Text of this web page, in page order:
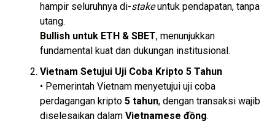
hampir seluruhnya di-stakeuntuk pendapatan, tanpa
utang.
Bullish untuk ETH & SBET, menunjukkan
fundamental kuat dan dukungan institusional.
Vietnam Setujui Uji Coba Kripto 5 Tahun
• Pemerintah Vietnam menyetujui uji coba
perdagangan kripto 5 tahun, dengan transaksi wajib
diselesaikan dalam Vietnamese đồng.